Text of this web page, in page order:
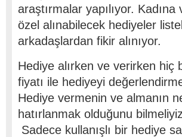
araştırmalar yapılıyor.
özel alınabilecek hediyeler
arkadaşlardan fikir alınıyor.
Hediye alırken ve verirken hiç
fiyatı ile hediyeyi
Hediye vermenin ve almanın
hatırlanmak olduğunu
Sadece kullanışlı bir hediye